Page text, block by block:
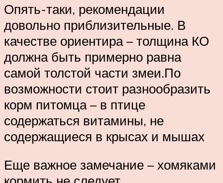
Опять-таки, рекомендации
довольно приблизительные. В
качестве ориентира – толщина КО
должна быть примерно равна
самой толстой части змеи.По
возможности стоит разнообразить
корм питомца – в птице
содержаться витамины, не
содержащиеся в крысах и мышах
Еще важное замечание – хомяками